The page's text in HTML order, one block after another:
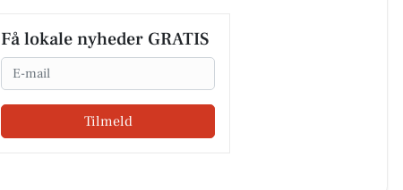
Få lokale nyheder GRATIS
Email
Tilmeld